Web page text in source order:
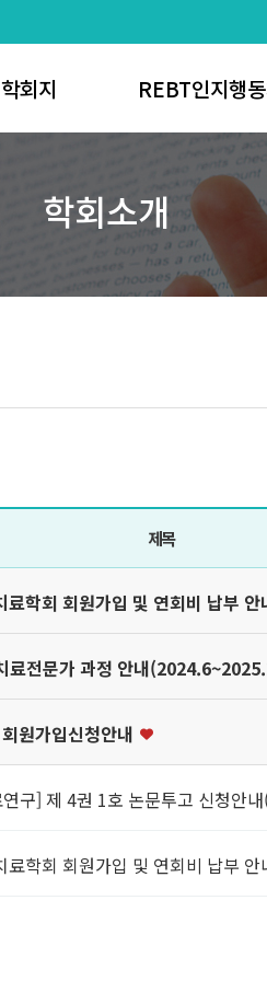
학회지
지 투고규정
REBT인지행
REBT인지
REBT인
REBT인지행
REBT인지행
학회소개
제목
학회 회원가입 및 연회비 납부 안
료전문가 과정 안내
원가입신청안내
구] 제 4권 1호 논문투고 신청안
학회 회원가입 및 연회비 납부 안